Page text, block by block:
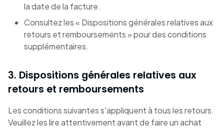
la date de la facture.
Consultez les « Dispositions générales relatives aux
retours et remboursements » pour des conditions
supplémentaires.
3. Dispositions générales relatives aux
retours et remboursements
Les conditions suivantes s'appliquent à tous les retours.
Veuillez les lire attentivement avant de faire un achat